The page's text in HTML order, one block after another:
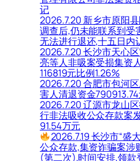
记
2026.7.20 新乡市原阳
调查后,仍未能联系到受
无法进行退还,十五日内
2026.7.20 长沙市天心
亮等人非吸案受损集资
116819元比例1.26%
2026.7.20 合肥市包河
害人清退资金
2026.7.20 辽源市龙山
行非法吸收公众存款案
91.54万元
2026.7.19 长沙市“盛
公众存款,集资诈骗案涉
(第二次),时间安排,领款